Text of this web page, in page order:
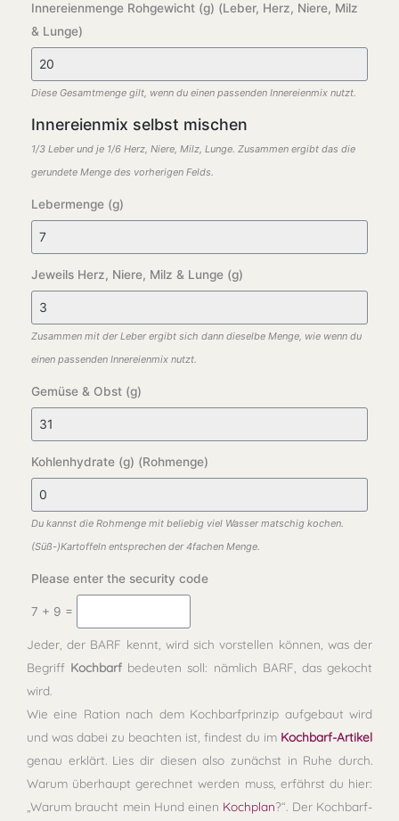
Innereienmenge Rohgewicht (g) (Leber, Herz, Niere, Milz
& Lunge)
Diese Gesamtmenge gilt, wenn du einen passenden Innereienmix nutzt.
Innereienmix selbst mischen
1/3 Leber und je 1/6 Herz, Niere, Milz, Lunge. Zusammen ergibt das die
gerundete Menge des vorherigen Felds.
Lebermenge (g)
Jeweils Herz, Niere, Milz & Lunge (g)
Zusammen mit der Leber ergibt sich dann dieselbe Menge, wie wenn du
einen passenden Innereienmix nutzt.
Gemüse & Obst (g)
Kohlenhydrate (g) (Rohmenge)
Du kannst die Rohmenge mit beliebig viel Wasser matschig kochen.
(Süß-)Kartoffeln entsprechen der 4fachen Menge.
Please enter the security code
7 + 9 =
Jeder, der BARF kennt, wird sich vorstellen können, was der
Begriff Kochbarf bedeuten soll: nämlich BARF, das gekocht
wird.
Wie eine Ration nach dem Kochbarfprinzip aufgebaut wird
und was dabei zu beachten ist, findest du im Kochbarf-Artikel
genau erklärt. Lies dir diesen also zunächst in Ruhe durch.
Warum überhaupt gerechnet werden muss, erfährst du hier:
„Warum braucht mein Hund einen Kochplan?“. Der Kochbarf-